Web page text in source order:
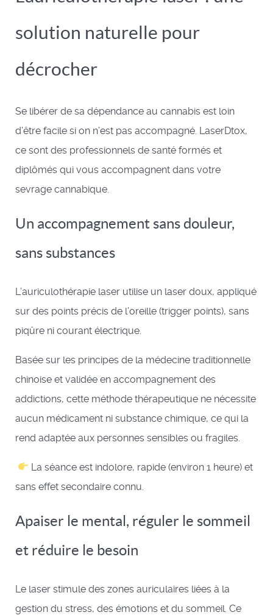
solution naturelle pour
décrocher
Se libérer de sa dépendance au cannabis est loin
d’être facile si on n’est pas accompagné. LaserDtox,
ce sont des professionnels de santé formés et
diplômés qui vous accompagnent dans votre
sevrage cannabique.
Un accompagnement sans douleur,
sans substances
L’auriculothérapie laser utilise un laser doux, appliqué
sur des points précis de l’oreille (trigger points), sans
piqûre ni courant électrique.
Basée sur les principes de la médecine traditionnelle
chinoise et validée en accompagnement des
addictions, cette méthode thérapeutique ne nécessite
aucun médicament ni substance chimique, ce qui la
rend adaptée aux personnes sensibles ou fragiles.
La séance est indolore, rapide (environ 1 heure) et
sans effet secondaire connu.
Apaiser le mental, réguler le sommeil
et réduire le besoin
Le laser stimule des zones auriculaires liées à la
gestion du stress, des émotions et du sommeil. Ce